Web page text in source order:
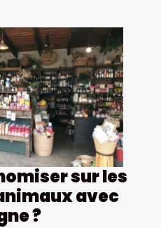
sur les
avec
?